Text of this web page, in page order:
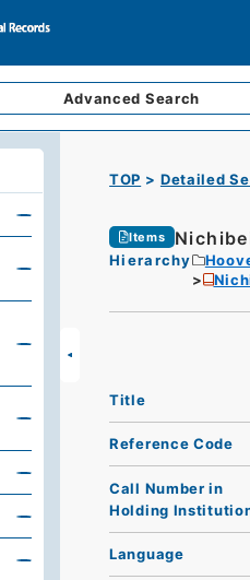
Advanced Search
TOP Detailed
Items
Hierarchy
Title
Reference Code
Call Number in
Holding
Language